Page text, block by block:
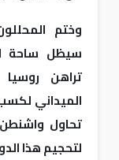
وختم
سيظل ساحة
تراهن روسيا
الميداني لكسب
تحاول
لتحجيم هذا